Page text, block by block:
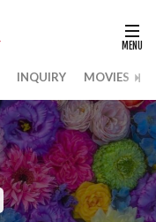
INQUIRY MOVIES